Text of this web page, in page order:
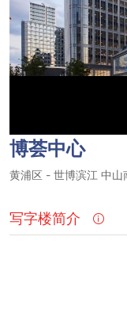
博荟中心
黄浦区 - 世博滨江 中山
写字楼简介